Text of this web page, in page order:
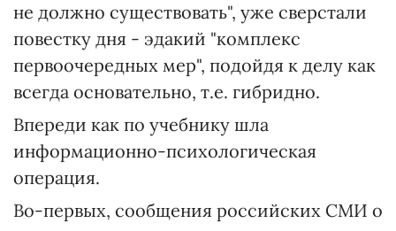
не должно существовать", уже сверстали
повестку дня - эдакий "комплекс
первоочередных мер", подойдя к делу как
всегда основательно, т.е. гибридно.
Впереди как по учебнику шла
информационно-психологическая
операция.
Во-первых, сообщения российских СМИ о